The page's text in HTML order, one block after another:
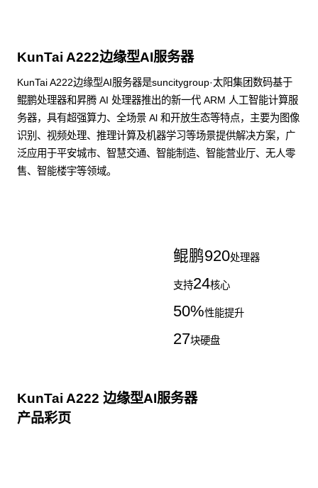
KunTai A222边缘型AI服务器
KunTai A222边缘型AI服务器是suncitygroup·太阳集团数码基于
鲲鹏处理器和昇腾 AI 处理器推出的新一代 ARM 人工智能计算服
务器，具有超强算力、全场景 Al 和开放生态等特点，主要为图像
识别、视频处理、推理计算及机器学习等场景提供解决方案，广
泛应用于平安城市、智慧交通、智能制造、智能营业厅、无人零
售、智能楼宇等领域。
鲲鹏920处理器
支持24核心
50%性能提升
27块硬盘
KunTai A222 边缘型AI服务器
产品彩页